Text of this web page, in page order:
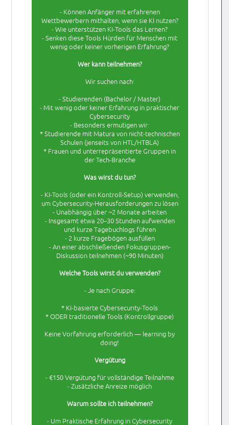
- Können Anfänger mit erfahrenen
Wettbewerbern mithalten, wenn sie KI nutzen?
- Wie unterstützen KI-Tools das Lernen?
- Senken diese Tools Hürden für Menschen mit
wenig oder keiner vorherigen Erfahrung?
Wer kann teilnehmen?
Wir suchen nach:
- Studierenden (Bachelor / Master)
- Mit wenig oder keiner Erfahrung in praktischer
Cybersecurity
- Besonders ermutigen wir:
* Studierende mit Matura von nicht-technischen
Schulen (jenseits von HTL/HTBLA)
* Frauen und unterrepräsentierte Gruppen in
der Tech-Branche
Was wirst du tun?
- KI-Tools (oder ein Kontroll-Setup) verwenden,
um Cybersecurity-Herausforderungen zu lösen
- Unabhängig über ~2 Monate arbeiten
- Insgesamt etwa 20–30 Stunden aufwenden
und kurze Tagebuchlogs führen
- 2 kurze Fragebögen ausfüllen
- An einer abschließenden Fokusgruppen-
Diskussion teilnehmen (~90 Minuten)
Welche Tools wirst du verwenden?
- Je nach Gruppe:
* KI-basierte Cybersecurity-Tools
* ODER traditionelle Tools (Kontrollgruppe)
Keine Vorfahrung erforderlich — learning by
doing!
Vergütung
- €150 Vergütung für vollständige Teilnahme
- Zusätzliche Anreize möglich
Warum sollte ich teilnehmen?
- Um Praktische Erfahrung in Cybersecurity